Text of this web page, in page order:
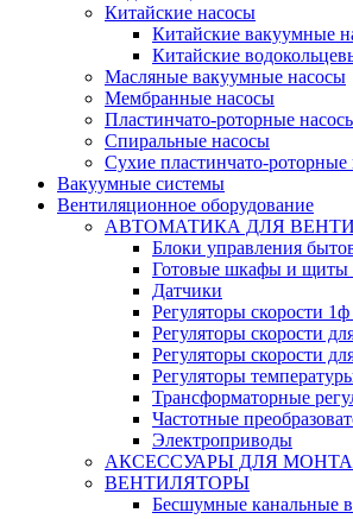
Китайские насосы
Китайские вакуумные
Китайские
Масляные вакуумные насосы
Мембранные насосы
Пластинчато-роторные
Спиральные насосы
Сухие пластинчато-
Вакуумные системы
Вентиляционное оборудование
АВТОМАТИКА ДЛЯ
Блоки управления
Готовые шкафы и щиты
Датчики
Регуляторы скорости
Регуляторы скорости
Регуляторы скорости
Регуляторы
Трансформаторные
Частотные
Электроприводы
АКСЕССУАРЫ ДЛЯ
ВЕНТИЛЯТОРЫ
Бесшумные канальные